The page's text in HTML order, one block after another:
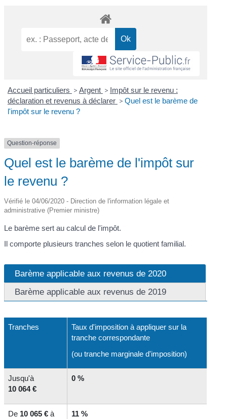
Accueil particuliers > Argent > Impôt sur le revenu :
déclaration et revenus à déclarer > Quel est le barème de
l'impôt sur le revenu ?
Question-réponse
Quel est le barème de l'impôt sur
le revenu ?
Vérifié le 04/06/2020 - Direction de l'information légale et
administrative (Premier ministre)
Le barème sert au calcul de l'impôt.
Il comporte plusieurs tranches selon le quotient familial.
Barème applicable aux revenus de 2020
Barème applicable aux revenus de 2019
Tranches
Taux d'imposition à appliquer sur la
tranche correspondante
(ou tranche marginale d'imposition)
Jusqu'à
10 064 €
0 %
De 10 065 € à
11 %